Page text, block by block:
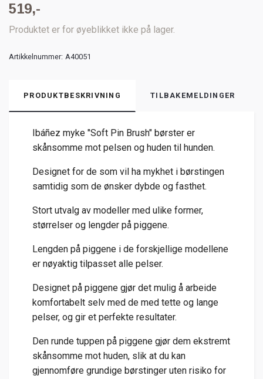
519,-
Produktet er for øyeblikket ikke på lager.
Artikkelnummer: A40051
PRODUKTBESKRIVNING TILBAKEMELDINGER
Ibáñez myke "Soft Pin Brush" børster er
skånsomme mot pelsen og huden til hunden.
Designet for de som vil ha mykhet i børstingen
samtidig som de ønsker dybde og fasthet.
Stort utvalg av modeller med ulike former,
størrelser og lengder på piggene.
Lengden på piggene i de forskjellige modellene
er nøyaktig tilpasset alle pelser.
Designet på piggene gjør det mulig å arbeide
komfortabelt selv med de med tette og lange
pelser, og gir et perfekte resultater.
Den runde tuppen på piggene gjør dem ekstremt
skånsomme mot huden, slik at du kan
gjennomføre grundige børstinger uten risiko for